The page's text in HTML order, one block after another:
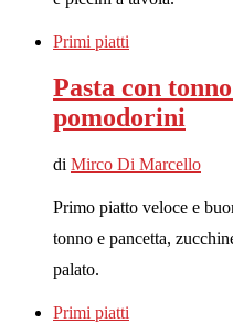
Primi piatti
Pasta con
pomodorini
di Mirco Di Marcello
Primo piatto veloce e
tonno e pancetta,
palato.
Primi piatti